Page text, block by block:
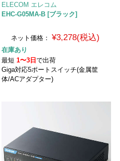
ELECOM エレコム
EHC-G05MA-B [ブラック]
ネット価格： ¥3,278(税込)
在庫あり
最短 1〜3日 で出荷
Giga対応5ポートスイッチ(金属筐
体/ACアダプター)